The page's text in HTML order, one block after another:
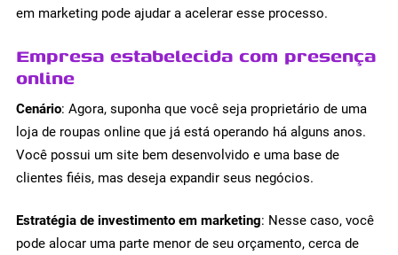
em marketing pode ajudar a acelerar esse processo.
Empresa estabelecida com presença
online
Cenário: Agora, suponha que você seja proprietário de uma
loja de roupas online que já está operando há alguns anos.
Você possui um site bem desenvolvido e uma base de
clientes fiéis, mas deseja expandir seus negócios.
Estratégia de investimento em marketing: Nesse caso, você
pode alocar uma parte menor de seu orçamento, cerca de